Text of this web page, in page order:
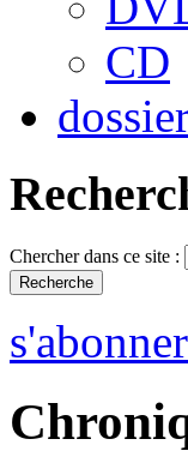
CD
Chercher dans ce site :